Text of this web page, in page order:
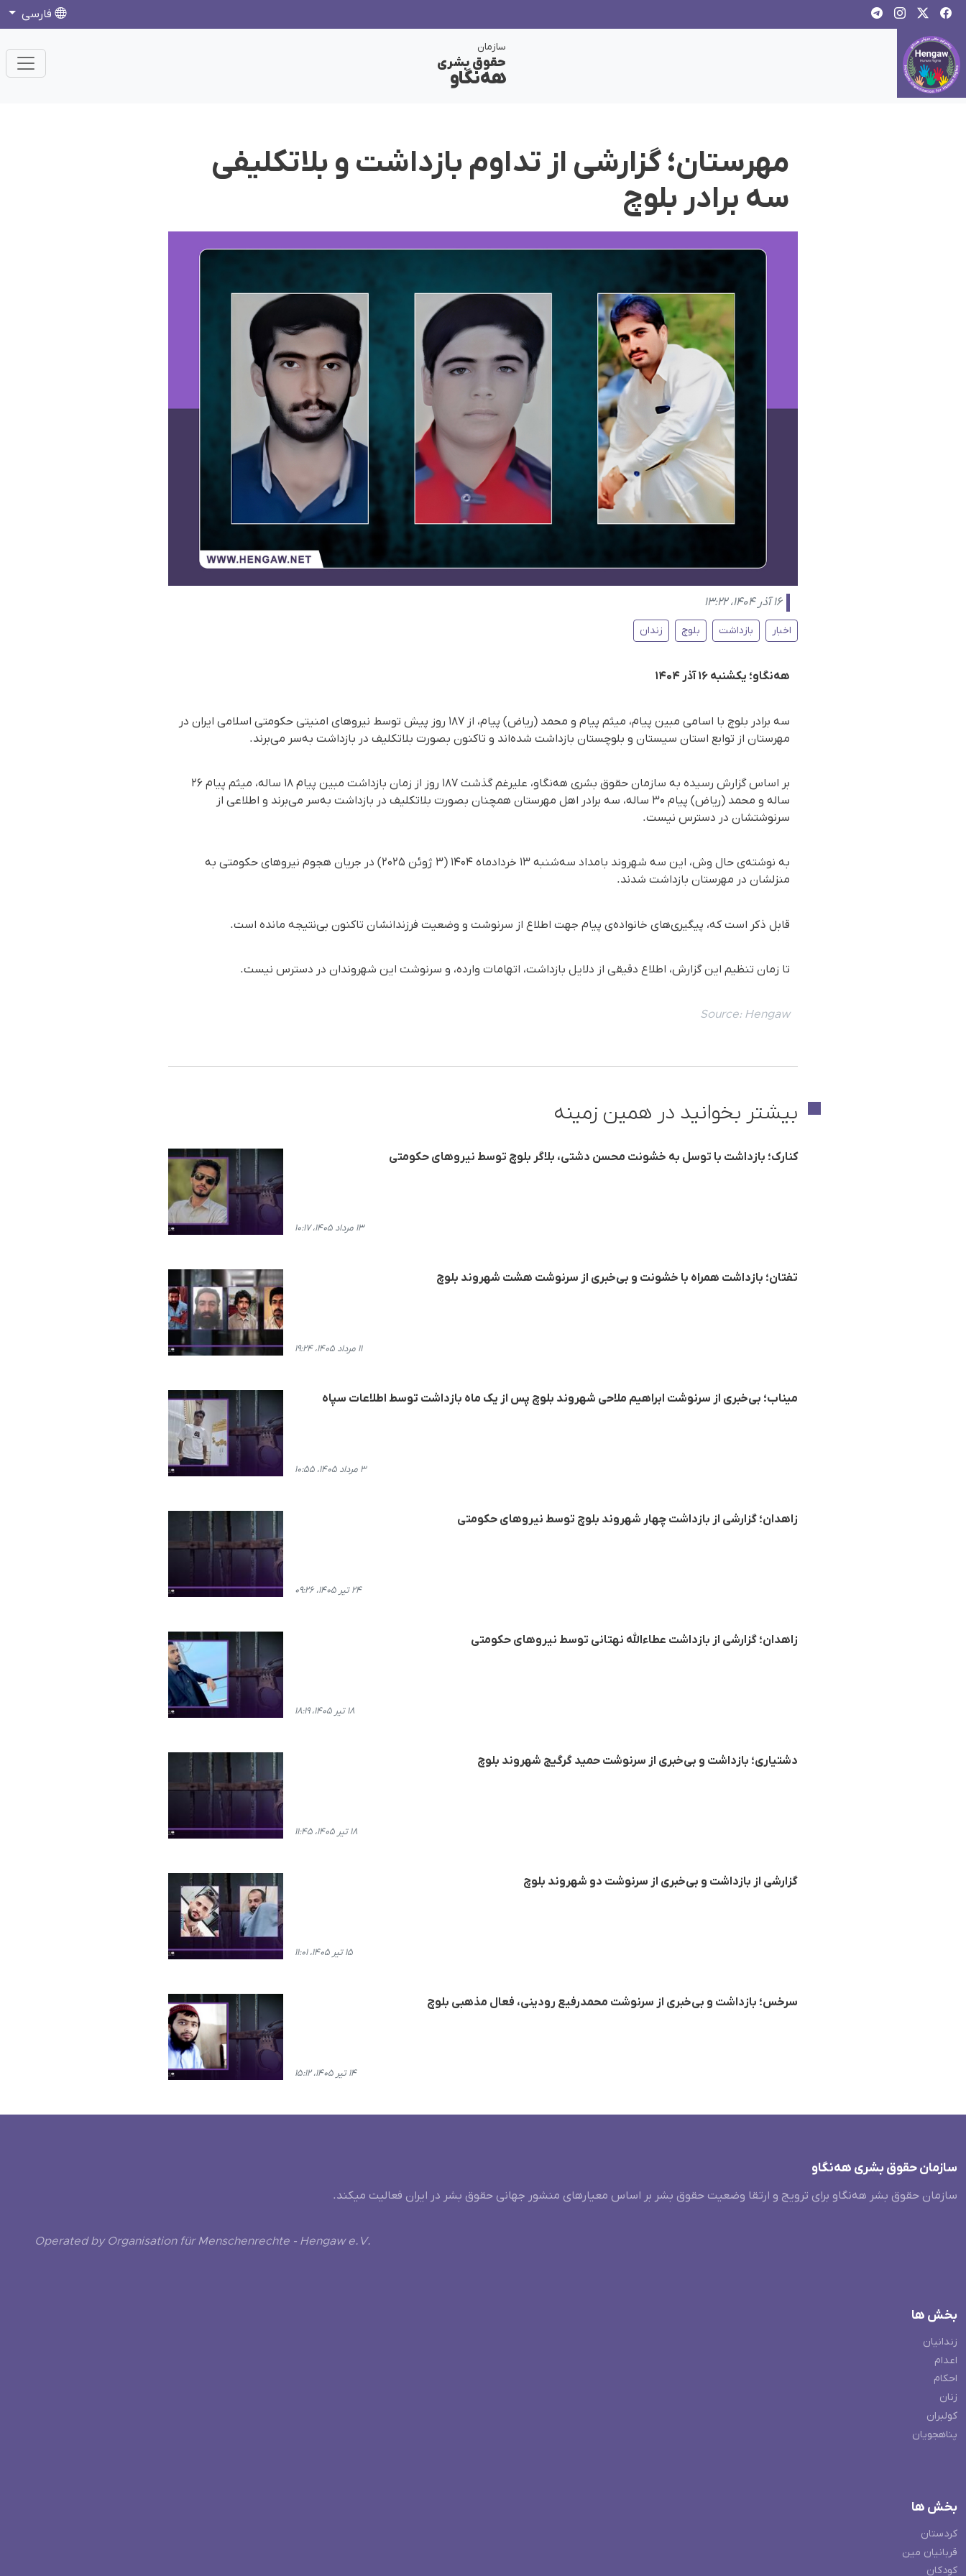
فارسی
سازمان
حقوق بشری
هەنگاو
مهرستان؛ گزارشی از تداوم بازداشت و بلاتکلیفی
سه برادر بلوچ
۱۶ آذر ۱۴۰۴، ۱۳:۲۲
اخبار بازداشت بلوچ زندان
هەنگاو؛ یکشنبه ۱۶ آذر ۱۴۰۴
سه برادر بلوچ با اسامی مبین پیام، میثم پیام و محمد (ریاض) پیام، از ۱۸۷ روز پیش توسط نیروهای امنیتی حکومتی اسلامی ایران در
مهرستان از توابع استان سیستان و بلوچستان بازداشت شده‌اند و تاکنون بصورت بلاتکلیف در بازداشت به‌سر می‌برند.
بر اساس گزارش رسیده به سازمان حقوق بشری هەنگاو، علیرغم گذشت ۱۸۷ روز از زمان بازداشت مبین پیام ۱۸ ساله، میثم پیام ۲۶
ساله و محمد (ریاض) پیام ۳۰ ساله، سه برادر اهل مهرستان همچنان بصورت بلاتکلیف در بازداشت به‌سر می‌برند و اطلاعی از
سرنوشتشان در دسترس نیست.
به نوشته‌ی حال وش، این سه شهروند بامداد سه‌شنبه ۱۳ خردادماه ۱۴۰۴ (۳ ژوئن ۲۰۲۵) در جریان هجوم نیروهای حکومتی به
منزلشان در مهرستان بازداشت شدند.
قابل ذکر است که، پیگیری‌های خانواده‌ی پیام جهت اطلاع از سرنوشت و وضعیت فرزندانشان تاکنون بی‌نتیجه مانده است.
تا زمان تنظیم این گزارش، اطلاع دقیقی از دلایل بازداشت، اتهامات وارده، و سرنوشت این شهروندان در دسترس نیست.
Source: Hengaw
بیشتر بخوانید در همین زمینه
کنارک؛ بازداشت با توسل به خشونت محسن دشتی، بلاگر بلوچ توسط نیروهای حکومتی
۱۳ مرداد ۱۴۰۵، ۱۰:۱۷
تفتان؛ بازداشت همراه با خشونت و بی‌خبری از سرنوشت هشت شهروند بلوچ
۱۱ مرداد ۱۴۰۵، ۱۹:۲۴
میناب؛ بی‌خبری از سرنوشت ابراهیم ملاحی شهروند بلوچ پس از یک ماه بازداشت توسط اطلاعات سپاه
۳ مرداد ۱۴۰۵، ۱۰:۵۵
زاهدان؛ گزارشی از بازداشت چهار شهروند بلوچ توسط نیروهای حکومتی
۲۴ تیر ۱۴۰۵، ۰۹:۲۶
زاهدان؛ گزارشی از بازداشت عطاءالله نهتانی توسط نیروهای حکومتی
۱۸ تیر ۱۴۰۵، ۱۸:۱۹
دشتیاری؛ بازداشت و بی‌خبری از سرنوشت حمید گرگیج شهروند بلوچ
۱۸ تیر ۱۴۰۵، ۱۱:۴۵
گزارشی از بازداشت و بی‌خبری از سرنوشت دو شهروند بلوچ
۱۵ تیر ۱۴۰۵، ۱۱:۰۱
سرخس؛ بازداشت و بی‌خبری از سرنوشت محمدرفیع رودینی، فعال مذهبی بلوچ
۱۴ تیر ۱۴۰۵، ۱۵:۱۲
سازمان حقوق بشری هەنگاو
سازمان حقوق بشر هه‌نگاو برای ترویج و ارتقا وضعیت حقوق بشر بر اساس معیارهای منشور جهانی حقوق بشر در ایران فعالیت میکند.
Operated by Organisation für Menschenrechte - Hengaw e.V.
بخش ها
زندانیان
اعدام
احکام
زنان
کولبران
پناهجویان
بخش ها
کردستان
قربانیان مین
کودکان